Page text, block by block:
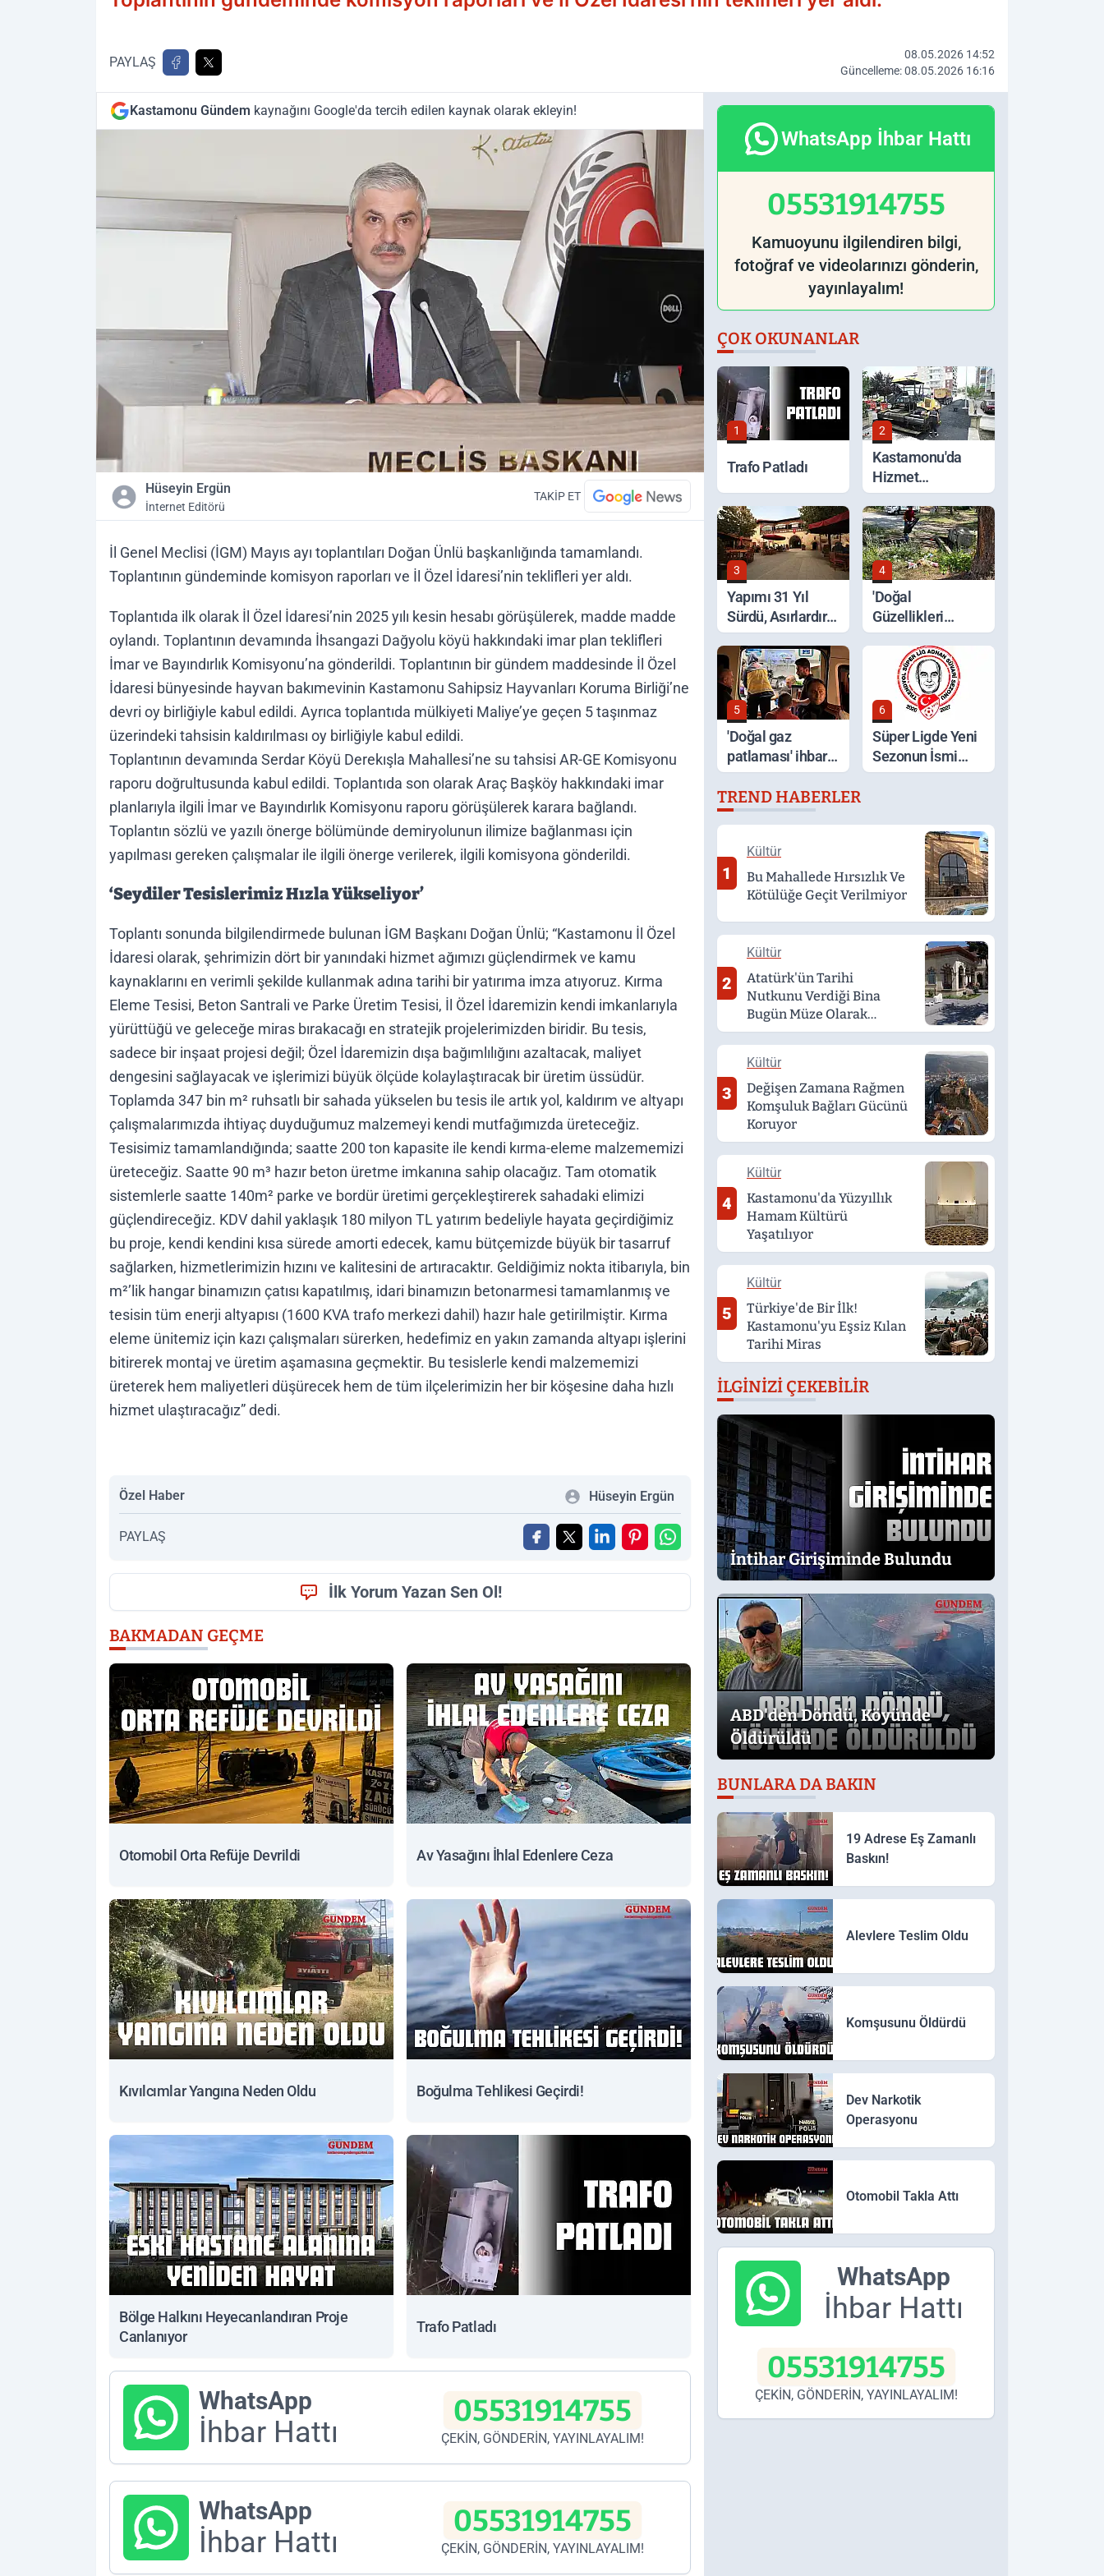
PAYLAŞ
08.05.2026 14:52
Güncelleme: 08.05.2026 16:16
Kastamonu Gündem kaynağını Google'da tercih edilen kaynak olarak ekleyin!
Hüseyin Ergün
İnternet Editörü
TAKİP ET
İl Genel Meclisi (İGM) Mayıs ayı toplantıları Doğan Ünlü başkanlığında tamamlandı.
Toplantının gündeminde komisyon raporları ve İl Özel İdaresi’nin teklifleri yer aldı.
Toplantıda ilk olarak İl Özel İdaresi’nin 2025 yılı kesin hesabı görüşülerek, madde madde
oylandı. Toplantının devamında İhsangazi Dağyolu köyü hakkındaki imar plan teklifleri
İmar ve Bayındırlık Komisyonu’na gönderildi. Toplantının bir gündem maddesinde İl Özel
İdaresi bünyesinde hayvan bakımevinin Kastamonu Sahipsiz Hayvanları Koruma Birliği’ne
devri oy birliğiyle kabul edildi. Ayrıca toplantıda mülkiyeti Maliye’ye geçen 5 taşınmaz
üzerindeki tahsisin kaldırılması oy birliğiyle kabul edildi.
Toplantının devamında Serdar Köyü Derekışla Mahallesi’ne su tahsisi AR-GE Komisyonu
raporu doğrultusunda kabul edildi. Toplantıda son olarak Araç Başköy hakkındaki imar
planlarıyla ilgili İmar ve Bayındırlık Komisyonu raporu görüşülerek karara bağlandı.
Toplantın sözlü ve yazılı önerge bölümünde demiryolunun ilimize bağlanması için
yapılması gereken çalışmalar ile ilgili önerge verilerek, ilgili komisyona gönderildi.
‘Seydiler Tesislerimiz Hızla Yükseliyor’
Toplantı sonunda bilgilendirmede bulunan İGM Başkanı Doğan Ünlü; “Kastamonu İl Özel
İdaresi olarak, şehrimizin dört bir yanındaki hizmet ağımızı güçlendirmek ve kamu
kaynaklarını en verimli şekilde kullanmak adına tarihi bir yatırıma imza atıyoruz. Kırma
Eleme Tesisi, Beton Santrali ve Parke Üretim Tesisi, İl Özel İdaremizin kendi imkanlarıyla
yürüttüğü ve geleceğe miras bırakacağı en stratejik projelerimizden biridir. Bu tesis,
sadece bir inşaat projesi değil; Özel İdaremizin dışa bağımlılığını azaltacak, maliyet
dengesini sağlayacak ve işlerimizi büyük ölçüde kolaylaştıracak bir üretim üssüdür.
Toplamda 347 bin m² ruhsatlı bir sahada yükselen bu tesis ile artık yol, kaldırım ve altyapı
çalışmalarımızda ihtiyaç duyduğumuz malzemeyi kendi mutfağımızda üreteceğiz.
Tesisimiz tamamlandığında; saatte 200 ton kapasite ile kendi kırma-eleme malzememizi
üreteceğiz. Saatte 90 m³ hazır beton üretme imkanına sahip olacağız. Tam otomatik
sistemlerle saatte 140m² parke ve bordür üretimi gerçekleştirerek sahadaki elimizi
güçlendireceğiz. KDV dahil yaklaşık 180 milyon TL yatırım bedeliyle hayata geçirdiğimiz
bu proje, kendi kendini kısa sürede amorti edecek, kamu bütçemizde büyük bir tasarruf
sağlarken, hizmetlerimizin hızını ve kalitesini de artıracaktır. Geldiğimiz nokta itibarıyla, bin
m²’lik hangar binamızın çatısı kapatılmış, idari binamızın betonarmesi tamamlanmış ve
tesisin tüm enerji altyapısı (1600 KVA trafo merkezi dahil) hazır hale getirilmiştir. Kırma
eleme ünitemiz için kazı çalışmaları sürerken, hedefimiz en yakın zamanda altyapı işlerini
bitirerek montaj ve üretim aşamasına geçmektir. Bu tesislerle kendi malzememizi
üreterek hem maliyetleri düşürecek hem de tüm ilçelerimizin her bir köşesine daha hızlı
hizmet ulaştıracağız” dedi.
Özel Haber Hüseyin Ergün
PAYLAŞ
İlk Yorum Yazan Sen Ol!
BAKMADAN GEÇME
Otomobil Orta Refüje Devrildi Av Yasağını İhlal Edenlere Ceza
Kıvılcımlar Yangına Neden Oldu Boğulma Tehlikesi Geçirdi!
Bölge Halkını Heyecanlandıran Proje
Canlanıyor
Trafo Patladı
WhatsApp
İhbar Hattı
05531914755
ÇEKİN, GÖNDERİN, YAYINLAYALIM!
WhatsApp
İhbar Hattı
05531914755
ÇEKİN, GÖNDERİN, YAYINLAYALIM!
WhatsApp İhbar Hattı
05531914755
Kamuoyunu ilgilendiren bilgi,
fotoğraf ve videolarınızı gönderin,
yayınlayalım!
ÇOK OKUNANLAR
1
Trafo Patladı
2
Kastamonu'da
Hizmet
Seferberliği
3
Yapımı 31 Yıl
Sürdü, Asırlardır
Ayakta
4
'Doğal
Güzellikleri
Koruyalım' Çağrısı
5
'Doğal gaz
patlaması' ihbarı,
ocakta unutulan
yemek çıktı
6
Süper Ligde Yeni
Sezonun İsmi
Açıklandı
TREND HABERLER
1
Kültür
Bu Mahallede Hırsızlık Ve
Kötülüğe Geçit Verilmiyor
2
Kültür
Atatürk'ün Tarihi
Nutkunu Verdiği Bina
Bugün Müze Olarak
Hizmet Veriyor
3
Kültür
Değişen Zamana Rağmen
Komşuluk Bağları Gücünü
Koruyor
4
Kültür
Kastamonu'da Yüzyıllık
Hamam Kültürü
Yaşatılıyor
5
Kültür
Türkiye'de Bir İlk!
Kastamonu'yu Eşsiz Kılan
Tarihi Miras
İLGINIZI ÇEKEBILIR
İntihar Girişiminde Bulundu
ABD'den Döndü, Köyünde
Öldürüldü
BUNLARA DA BAKIN
19 Adrese Eş Zamanlı
Baskın!
Alevlere Teslim Oldu
Komşusunu Öldürdü
Dev Narkotik
Operasyonu
Otomobil Takla Attı
WhatsApp
İhbar Hattı
05531914755
ÇEKİN, GÖNDERİN, YAYINLAYALIM!